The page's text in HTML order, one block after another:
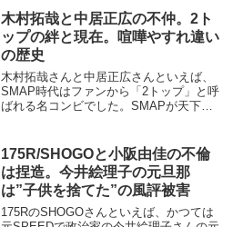
す。今日は北川悠仁さんの母親・敬子さ
んの経歴と、教祖を務め...
木村拓哉と中居正広の不仲。2ト
ップの絆と現在。喧嘩やすれ違い
の歴史
木村拓哉さんと中居正広さんといえば、
SMAP時代はファンから「2トップ」と呼
ばれる名コンビでした。SMAPが天下を
した。木村さんと中居さんの仲の良し悪
しは、SMA...
175R/SHOGOと小阪由佳の不倫
は捏造。今井絵理子の元旦那
は”子供を捨てた”の風評被害
175RのSHOGOさんといえば、かつては